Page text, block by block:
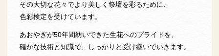
その大切な花々でより美しく祭壇を彩るために、
色彩検定を受けています。
あおやぎが50年間紡いできた生花へのプライドを、
確かな技術と知識で、しっかりと受け継いでいきます。